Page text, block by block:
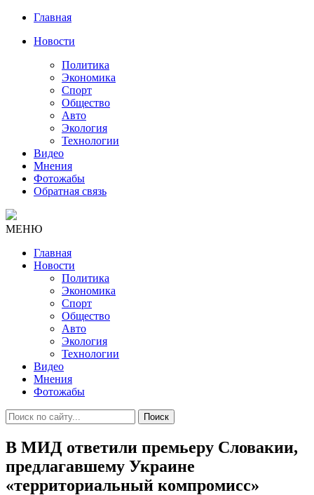
Главная
Новости
Политика
Экономика
Спорт
Общество
Авто
Экология
Технологии
Видео
Мнения
Фотожабы
Обратная связь
МЕНЮ
Главная
Новости
Политика
Экономика
Спорт
Общество
Авто
Экология
Технологии
Видео
Мнения
Фотожабы
Поиск
В МИД ответили премьеру Словакии,
предлагавшему Украине
«территориальный компромисс»